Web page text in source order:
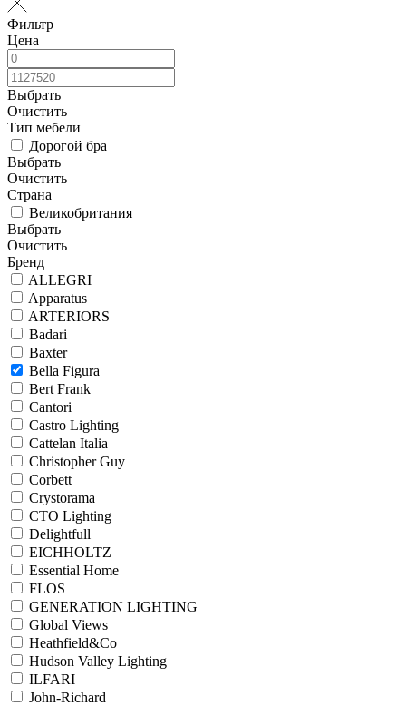
Фильтр
Цена
Выбрать
Очистить
Тип мебели
Дорогой бра
Выбрать
Очистить
Страна
Великобритания
Выбрать
Очистить
Бренд
ALLEGRI
Apparatus
ARTERIORS
Badari
Baxter
Bella Figura
Bert Frank
Cantori
Castro Lighting
Cattelan Italia
Christopher Guy
Corbett
Crystorama
CTO Lighting
Delightfull
EICHHOLTZ
Essential Home
FLOS
GENERATION LIGHTING
Global Views
Heathfield&Co
Hudson Valley Lighting
ILFARI
John-Richard